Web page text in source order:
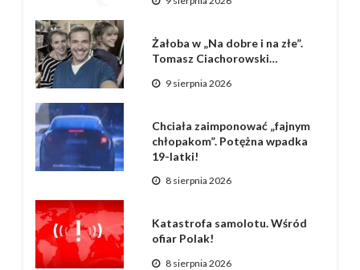
Żałoba w „Na dobre i na złe”.
Tomasz Ciachorowski…
9 sierpnia 2026
Chciała zaimponować „fajnym
chłopakom”. Potężna wpadka
19-latki!
8 sierpnia 2026
Katastrofa samolotu. Wśród
ofiar Polak!
8 sierpnia 2026